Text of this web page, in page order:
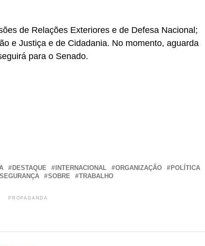
de Relações Exteriores e de Defesa Nacional;
e Justiça e de Cidadania. No momento, aguarda
para o Senado.
DESTAQUE INTERNACIONAL ORGANIZAÇÃO
POLÍTICA
SEGURANÇA SOBRE TRABALHO
PROPAGANDA